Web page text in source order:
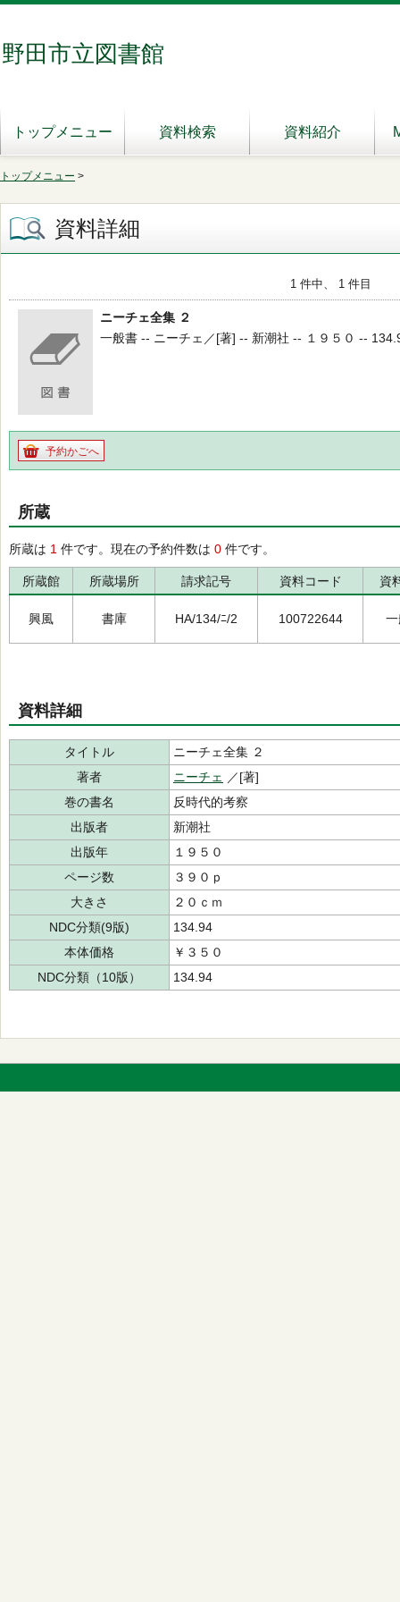
野田市立図書館
トップメニュー 資料検索 資料紹介
トップメニュー >
資料詳細
1 件中、 1 件目
ニーチェ全集 ２
一般書 -- ニーチェ／[著] -- 新潮社 -- １９５０ --
予約かごへ
所蔵
所蔵は 1 件です。現在の予約件数は 0 件です。
所蔵館 所蔵場所 請求記号 資料コード 資
興風 書庫 HA/134/ﾆ/2 100722644
資料詳細
タイトル
ニーチェ全集 ２
著者
ニーチェ
／[著]
巻の書名
反時代的考察
出版者
新潮社
出版年
１９５０
ページ数
３９０ｐ
大きさ
２０ｃｍ
NDC分類(9版)
134.94
本体価格
￥３５０
NDC分類（10版）
134.94